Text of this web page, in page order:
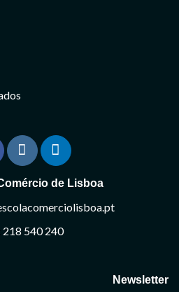
de Lisboa
218 540 240
Newsletter